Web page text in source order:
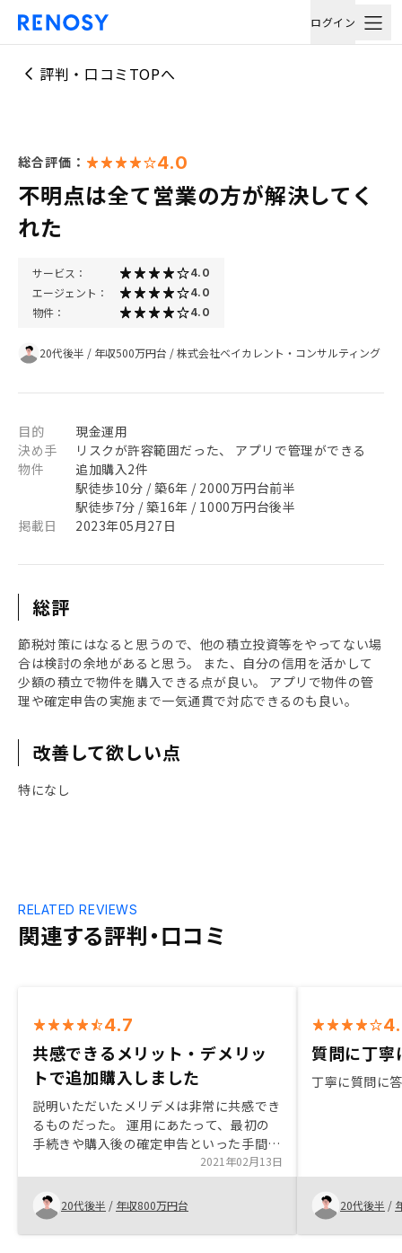
ログイン
評判・口コミTOPへ
総合評価： 4.0
不明点は全て営業の方が解決してく
れた
サービス： 4.0
エージェント： 4.0
物件： 4.0
20代後半 / 年収500万円台 /株式会社ベイカレント・コンサルティング
目的
現金運用
決め手
リスクが許容範囲だった、 アプリで管理ができる
物件
追加購入2件
駅徒歩10分 / 築6年 / 2000万円台前半
駅徒歩7分 / 築16年 / 1000万円台後半
掲載日
2023年05月27日
総評
節税対策にはなると思うので、他の積立投資等をやってない場
合は検討の余地があると思う。 また、自分の信用を活かして
少額の積立で物件を購入できる点が良い。 アプリで物件の管
理や確定申告の実施まで一気通貫で対応できるのも良い。
改善して欲しい点
特になし
関連する評判・口コミ
RELATED REVIEWS
4.7
共感できるメリット・デメリッ
トで追加購入しました
説明いただいたメリデメは非常に共感でき
るものだった。 運用にあたって、最初の
手続きや購入後の確定申告といった手間が
不安。購入にあたっての諸手続きに要する
手間や時間を事前にご説明いただきたかっ
た。
2021年02月13日
20代後半 / 年収800万円台
質問に丁寧
丁寧に質問に
20代後半 /